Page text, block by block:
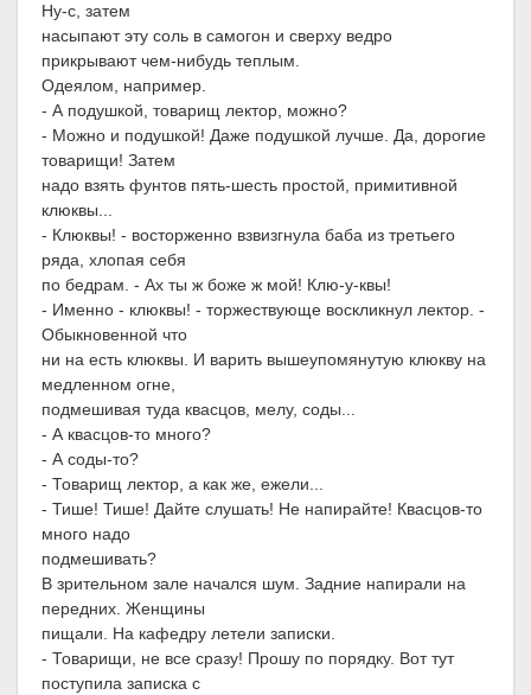
Ну-с, затем
насыпают эту соль в самогон и сверху ведро
прикрывают чем-нибудь теплым.
Одеялом, например.
- А подушкой, товарищ лектор, можно?
- Можно и подушкой! Даже подушкой лучше. Да, дорогие
товарищи! Затем
надо взять фунтов пять-шесть простой, примитивной
клюквы...
- Клюквы! - восторженно взвизгнула баба из третьего
ряда, хлопая себя
по бедрам. - Ах ты ж боже ж мой! Клю-у-квы!
- Именно - клюквы! - торжествующе воскликнул лектор. -
Обыкновенной что
ни на есть клюквы. И варить вышеупомянутую клюкву на
медленном огне,
подмешивая туда квасцов, мелу, соды...
- А квасцов-то много?
- А соды-то?
- Товарищ лектор, а как же, ежели...
- Тише! Тише! Дайте слушать! Не напирайте! Квасцов-то
много надо
подмешивать?
В зрительном зале начался шум. Задние напирали на
передних. Женщины
пищали. На кафедру летели записки.
- Товарищи, не все сразу! Прошу по порядку. Вот тут
поступила записка с